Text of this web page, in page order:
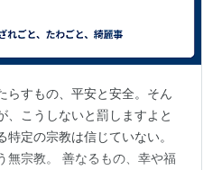
らすもの、平安と安全。そん
、こうしないと罰しますよと
特定の宗教は信じていない。
無宗教。 善なるもの、幸や福